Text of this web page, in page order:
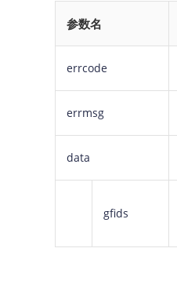
参数名
errcode
errmsg
data
gfids